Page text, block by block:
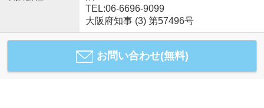
TEL:06-6696-9099
大阪府知事 (3) 第57496号
お問い合わせ(無料)